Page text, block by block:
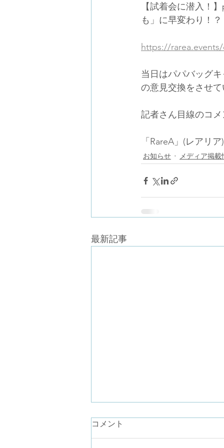
【試着会に潜入！
も」に早変わり！？
https://
当日はパパバッグ
の意見交換をさせ
記者さん目線のコ
「RareA」(レアリ
お知らせ メディア掲載
最新記事
コメント